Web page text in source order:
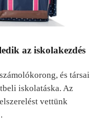
az iskolakezdés
és társai
iskolatáska. Az
vettünk